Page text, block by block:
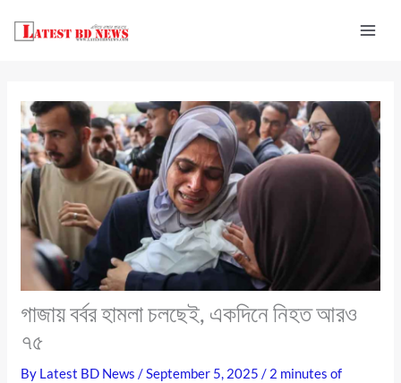
গাজায় বর্বর হামলা চলছেই, একদিনে নিহত আরও
৭৫
By Latest BD News/September 5, 2025/ 2 minutes of